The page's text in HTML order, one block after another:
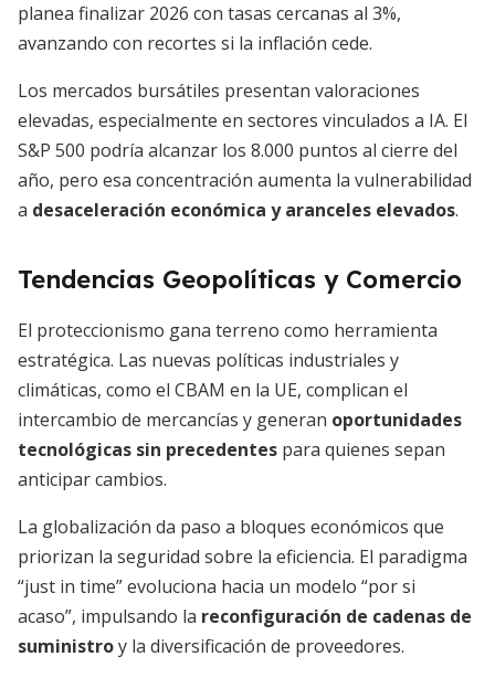
planea finalizar 2026 con tasas cercanas al 3%,
avanzando con recortes si la inflación cede.
Los mercados bursátiles presentan valoraciones
elevadas, especialmente en sectores vinculados a IA. El
S&P 500 podría alcanzar los 8.000 puntos al cierre del
año, pero esa concentración aumenta la vulnerabilidad
a desaceleración económica y aranceles elevados.
Tendencias Geopolíticas y Comercio
El proteccionismo gana terreno como herramienta
estratégica. Las nuevas políticas industriales y
climáticas, como el CBAM en la UE, complican el
intercambio de mercancías y generan oportunidades
tecnológicas sin precedentes para quienes sepan
anticipar cambios.
La globalización da paso a bloques económicos que
priorizan la seguridad sobre la eficiencia. El paradigma
“just in time” evoluciona hacia un modelo “por si
acaso”, impulsando la reconfiguración de cadenas de
suministroy la diversificación de proveedores.